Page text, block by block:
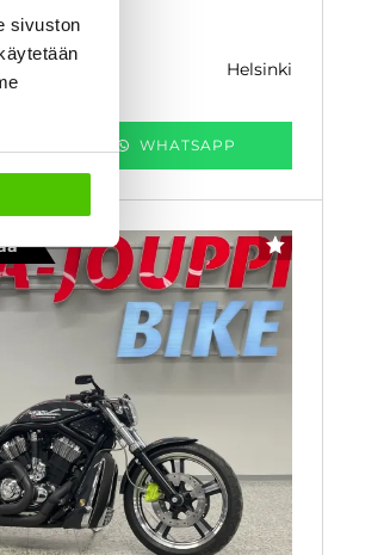
sivuston
helsinki
WHATSAPP
SUOSIKKI